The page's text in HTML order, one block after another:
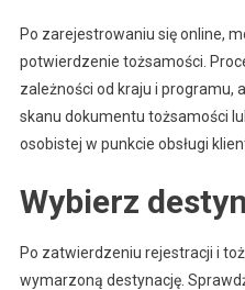
Po zarejestrowaniu się online,
potwierdzenie tożsamości.
zależności od kraju i programu,
skanu dokumentu tożsamości
osobistej w punkcie obsługi
Wybierz
Po zatwierdzeniu rejestracji i
wymarzoną destynację.